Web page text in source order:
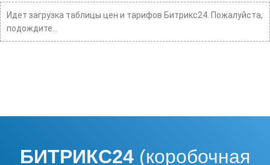
Идет загрузка таблицы цен и тарифов Битрикс24. Пожалуйста,
подождите...
БИТРИКС24 (коробочная